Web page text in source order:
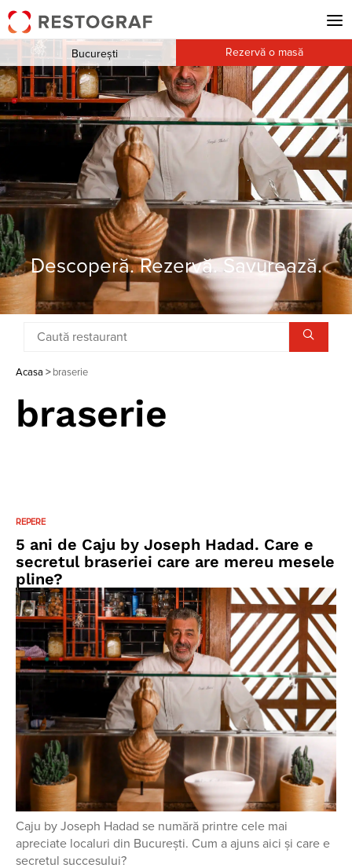
Descoperă. Rezervă. Savurează.
București Rezervă o masă
Acasa > braserie
braserie
REPERE
5 ani de Caju by Joseph Hadad. Care e
secretul braseriei care are mereu mesele
pline?
Caju by Joseph Hadad se numără printre cele mai
apreciate localuri din București. Cum a ajuns aici și care e
secretul succesului?